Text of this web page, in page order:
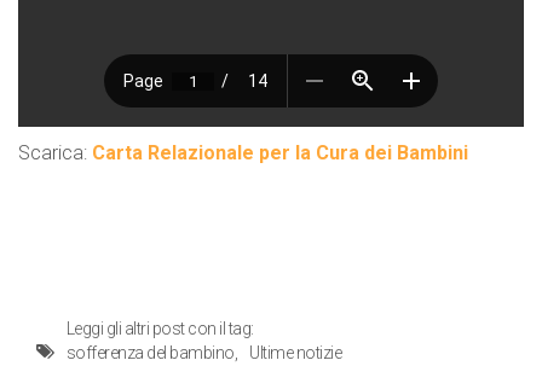
Scarica: Carta Relazionale per la Cura dei Bambini
Leggi gli altri post con il tag:
sofferenza del bambino
Ultime notizie